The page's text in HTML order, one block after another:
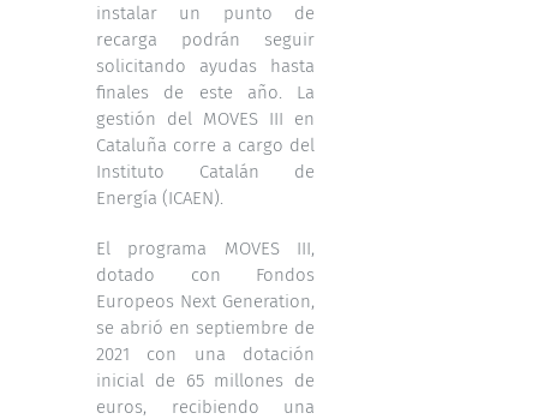
instalar un punto de
recarga podrán seguir
solicitando ayudas hasta
finales de este año. La
gestión del MOVES III en
Cataluña corre a cargo del
Instituto Catalán de
Energía (ICAEN).
El programa MOVES III,
dotado con Fondos
Europeos Next Generation,
se abrió en septiembre de
2021 con una dotación
inicial de 65 millones de
euros, recibiendo una